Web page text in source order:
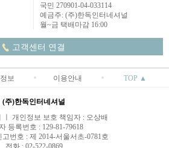
국민 270901-04-033114
예금주: (주)한독인터네셔널
월~금 택배마감 16:00
고객센터 연결
보 이용안내 TOP ▲
(주)한독인터네셔널
ㅣ 개인정보 보호 책임자 : 오상배
등록번호 : 129-81-79618
번호 : 제 2014-서울서초-0781호
전화 : 02-522-0869